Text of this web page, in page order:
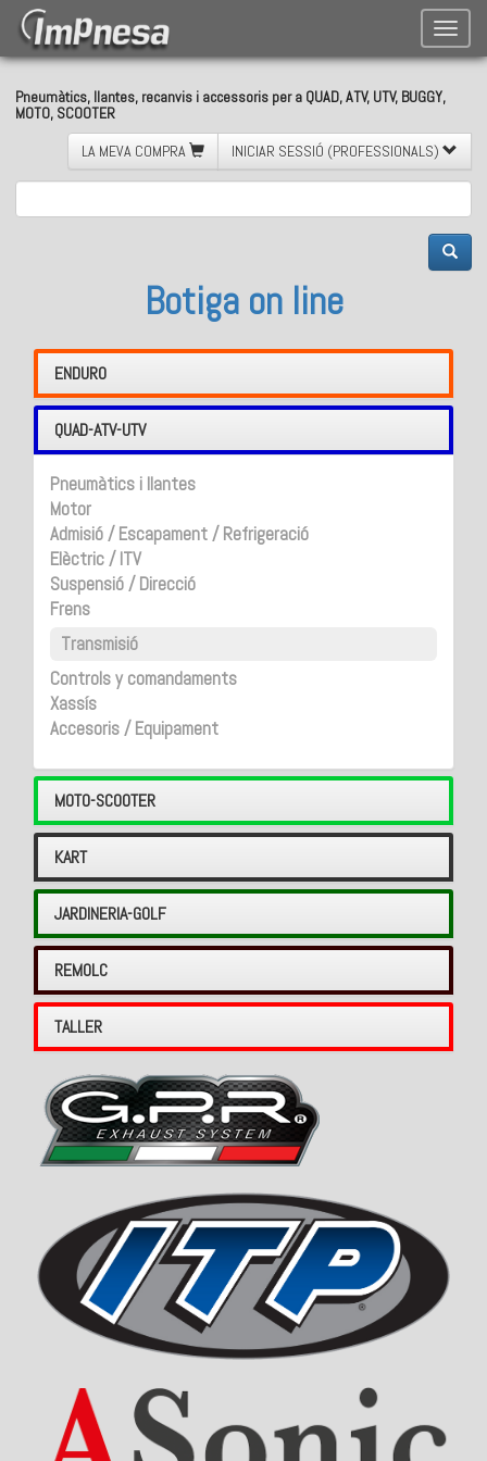
Toggle
Pneumàtics, llantes, recanvis i accessoris per a QUAD, ATV, UTV, BUGGY,
MOTO, SCOOTER
LA MEVA COMPRA
INICIAR SESSIÓ (PROFESSIONALS)
Botiga on line
ENDURO
QUAD-ATV-UTV
Pneumàtics i llantes
Motor
Admisió / Escapament / Refrigeració
Elèctric / ITV
Suspensió / Direcció
Frens
Transmisió
Controls y comandaments
Xassís
Accesoris / Equipament
MOTO-SCOOTER
KART
JARDINERIA-GOLF
REMOLC
TALLER